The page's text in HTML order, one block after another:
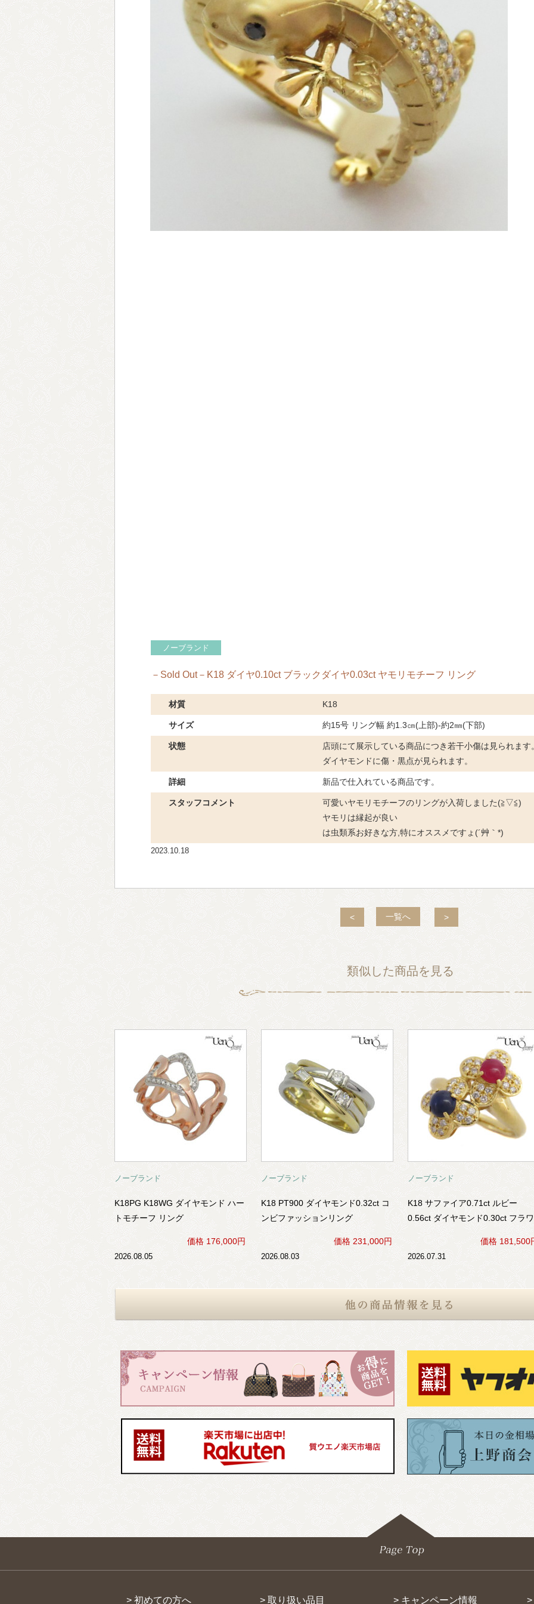
ノーブランド
－Sold Out－K18 ダイヤ0.10ct ブラックダイヤ0.03ct ヤモリモチーフ リング
材質 K18
サイズ 約15号 リング幅 約1.3㎝(上部)-約2㎜(下部)
状態
店頭にて展示している商品につき若干小傷は見られます
ダイヤモンドに傷・黒点が見られます。
詳細 新品で仕入れている商品です。
スタッフコメント
可愛いヤモリモチーフのリングが入荷しました(≧▽≦)
ヤモリは縁起が良い
は虫類系お好きな方,特にオススメですょ(´艸｀*)
2023.10.18
< 一覧へ >
類似した商品を見る
ノーブランド
K18PG K18WG ダイヤモンド ハー
トモチーフ リング
価格 176,000円
2026.08.05
ノーブランド
K18 PT900 ダイヤモンド0.32ct コ
ンビファッションリング
価格 231,000円
2026.08.03
ノーブランド
K18 サファイア0.71ct ルビー
0.56ct ダイヤモンド0.30ct フラワ
ーモチーフ リング
価格 181,500
2026.07.31
> 初めての方へ > 取り扱い品目 > キャンペーン情報 >